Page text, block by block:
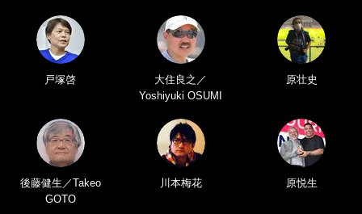
戸塚啓
大住良之／
Yoshiyuki OSUMI
原壮史
後藤健生／Takeo
GOTO
川本梅花 原悦生